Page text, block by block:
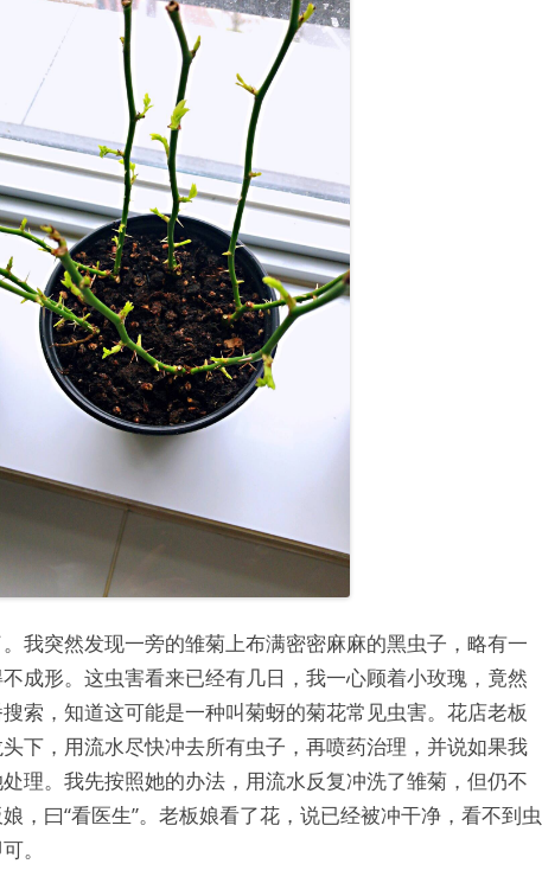
我突然发现一旁的雏菊上布满密密麻麻的黑虫子，略有一
成形。这虫害看来已经有几日，我一心顾着小玫瑰，竟然
索，知道这可能是一种叫菊蚜的菊花常见虫害。花店老板
下，用流水尽快冲去所有虫子，再喷药治理，并说如果我
理。我先按照她的办法，用流水反复冲洗了雏菊，但仍不
，曰“看医生”。老板娘看了花，说已经被冲干净，看不到虫
。